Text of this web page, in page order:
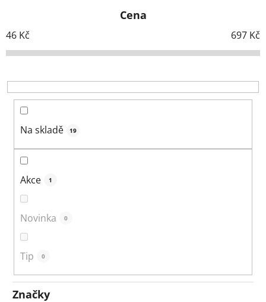
í
p
o
d
Cena
46 Kč 697 Kč
Na skladě 19
Akce 1
Novinka 0
Tip 0
Značky